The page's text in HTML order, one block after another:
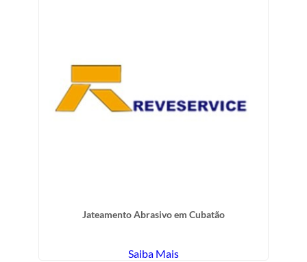
Jateamento Abrasivo em Cubatão
Saiba Mais